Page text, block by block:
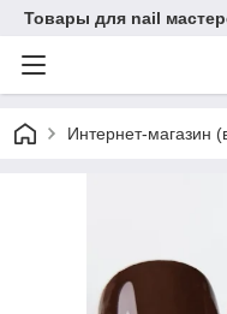
Товары для nail
Интернет-магазин